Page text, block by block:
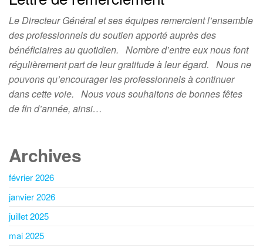
Le Directeur Général et ses équipes remercient l’ensemble
des professionnels du soutien apporté auprès des
bénéficiaires au quotidien. Nombre d’entre eux nous font
régulièrement part de leur gratitude à leur égard. Nous ne
pouvons qu’encourager les professionnels à continuer
dans cette voie. Nous vous souhaitons de bonnes fêtes
de fin d’année, ainsi…
Archives
février 2026
janvier 2026
juillet 2025
mai 2025